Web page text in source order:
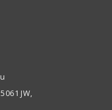
JW,